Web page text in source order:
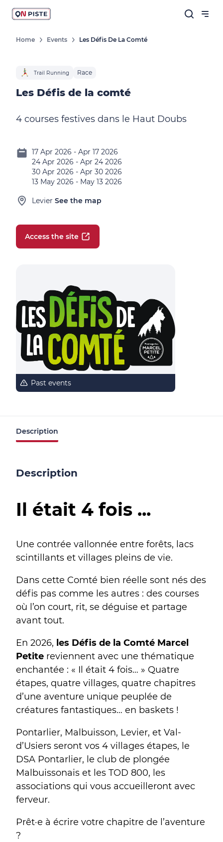
Home Events Les Défis De La Comté
Trail Running Race
Les Défis de la comté
4 courses festives dans le Haut Doubs
17 Apr 2026 - Apr 17 2026
24 Apr 2026 - Apr 24 2026
30 Apr 2026 - Apr 30 2026
13 May 2026 - May 13 2026
Levier See the map
Access the site
Past events
Description
Description
Il était 4 fois ...
Une contrée vallonnée entre forêts, lacs
scintillants et villages pleins de vie.
Dans cette Comté bien réelle sont nés des
défis pas comme les autres : des courses
où l’on court, rit, se déguise et partage
avant tout.
En 2026, les Défis de la Comté Marcel
Petite reviennent avec une thématique
enchantée : « Il était 4 fois… » Quatre
étapes, quatre villages, quatre chapitres
d’une aventure unique peuplée de
créatures fantastiques… en baskets !
Pontarlier, Malbuisson, Levier, et Val-
d’Usiers seront vos 4 villages étapes, le
DSA Pontarlier, le club de plongée
Malbuissonais et les TOD 800, les
associations qui vous accueilleront avec
ferveur.
Prêt·e à écrire votre chapitre de l’aventure
?